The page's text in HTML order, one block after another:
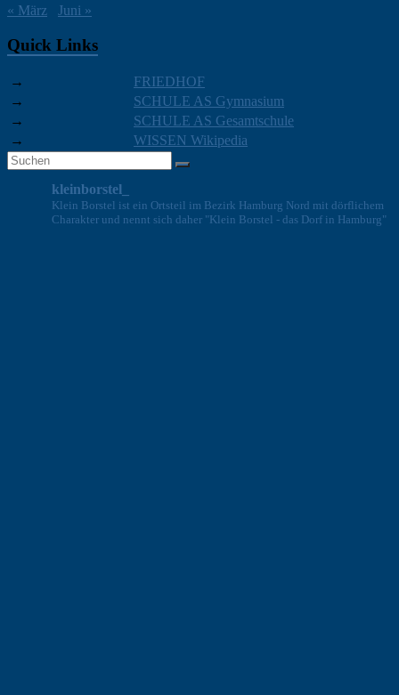
« März
Juni »
Quick Links
→
FRIEDHOF
→
SCHULE AS Gymnasium
→
SCHULE AS Gesamtschule
→
WISSEN Wikipedia
kleinborstel_
Klein Borstel ist ein Ortsteil im Bezirk Hamburg Nord mit dörflichem
Charakter und nennt sich daher "Klein Borstel - das Dorf in Hamburg"